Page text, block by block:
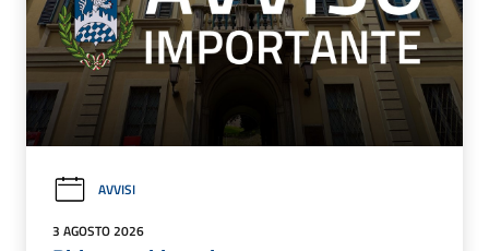
AVVISI
3 AGOSTO 2026